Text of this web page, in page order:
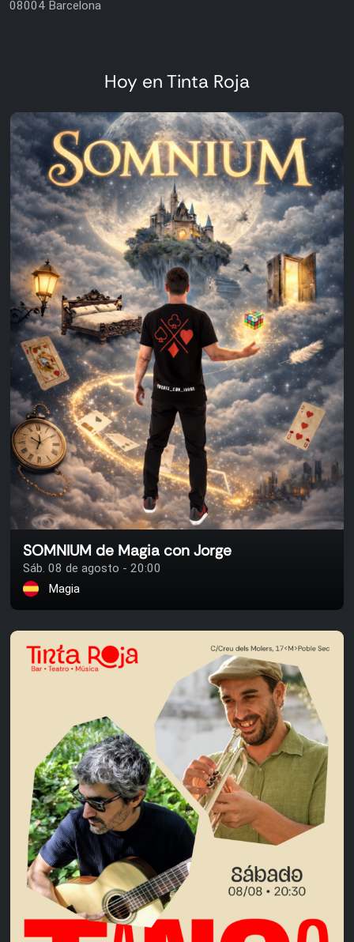
08004 Barcelona
Hoy en Tinta Roja
SOMNIUM de Magia con Jorge
Sáb. 08 de agosto - 20:00
Magia